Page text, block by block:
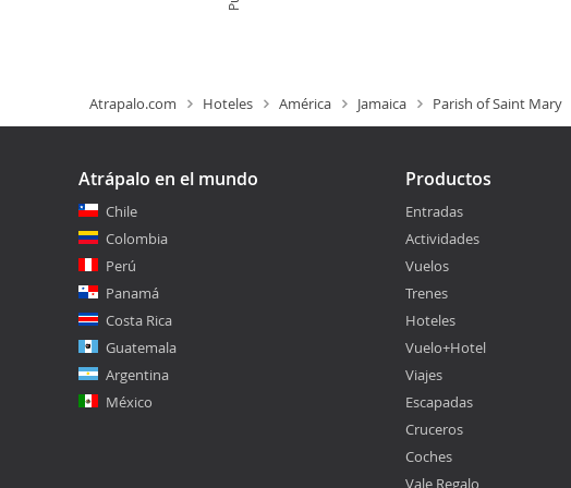
Atrapalo.com Hoteles América Jamaica Parish of Saint Mary
Atrápalo en el mundo
Chile
Colombia
Perú
Panamá
Costa Rica
Guatemala
Argentina
México
Productos
Entradas
Actividades
Vuelos
Trenes
Hoteles
Vuelo+Hotel
Viajes
Escapadas
Cruceros
Coches
Vale Regalo